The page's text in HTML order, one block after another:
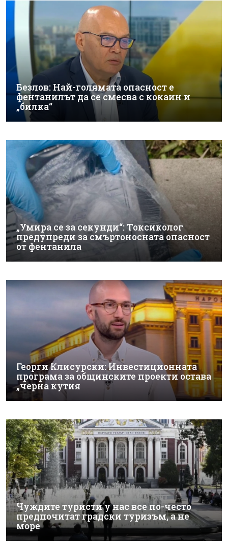
Безлов: Най-голямата опасност е
фентанилът да се смесва с кокаин и
„билка“
„Умира се за секунди“: Токсиколог
предупреди за смъртоносната опасност
от фентанила
Георги Клисурски: Инвестиционната
програма за общинските проекти остава
„черна кутия
Чуждите туристи у нас все по-често
предпочитат градски туризъм, а не
море